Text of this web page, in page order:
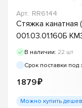
Арт.: RR6144
Стяжка канатная
001.03.01.160Б
В наличии: 22 шт
Срок поставки под
1 879 ₽
Можно купить